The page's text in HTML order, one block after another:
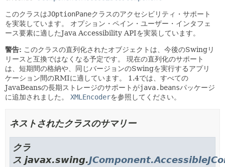
このクラスはJOptionPaneクラスのアクセシビリティ・サポート
を実装しています。
オプション・ペイン・ユーザー・インタフェ
ース要素に適したJava Accessibility APIを実装しています。
警告: このクラスの直列化されたオブジェクトは、今後のSwingリ
リースと互換ではなくなる予定です。
現在の直列化のサポート
は、短期間の格納や、同じバージョンのSwingを実行するアプリ
ケーション間のRMIに適しています。
1.4では、すべての
JavaBeansの長期ストレージのサポートがjava.beansパッケージ
に追加されました。
XMLEncoderを参照してください。
ネストされたクラスのサマリー
クラ
ス javax.swing.